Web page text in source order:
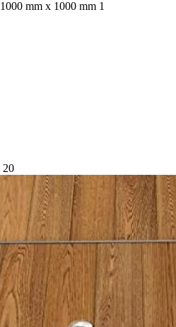
1000 mm x 1000 mm 1
20